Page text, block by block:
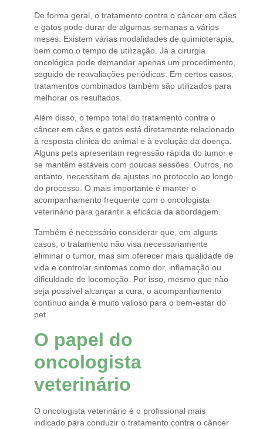
De forma geral, o tratamento contra o câncer em cães
e gatos pode durar de algumas semanas a vários
meses. Existem várias modalidades de quimioterapia,
bem como o tempo de utilização. Já a cirurgia
oncológica pode demandar apenas um procedimento,
seguido de reavaliações periódicas. Em certos casos,
tratamentos combinados também são utilizados para
melhorar os resultados.
Além disso, o tempo total do tratamento contra o
câncer em cães e gatos está diretamente relacionado
à resposta clínica do animal e à evolução da doença.
Alguns pets apresentam regressão rápida do tumor e
se mantêm estáveis com poucas sessões. Outros, no
entanto, necessitam de ajustes no protocolo ao longo
do processo. O mais importante é manter o
acompanhamento frequente com o oncologista
veterinário para garantir a eficácia da abordagem.
Também é necessário considerar que, em alguns
casos, o tratamento não visa necessariamente
eliminar o tumor, mas sim oferecer mais qualidade de
vida e controlar sintomas como dor, inflamação ou
dificuldade de locomoção. Por isso, mesmo que não
seja possível alcançar a cura, o acompanhamento
contínuo ainda é muito valioso para o bem-estar do
pet.
O papel do
oncologista
veterinário
O oncologista veterinário é o profissional mais
indicado para conduzir o tratamento contra o câncer